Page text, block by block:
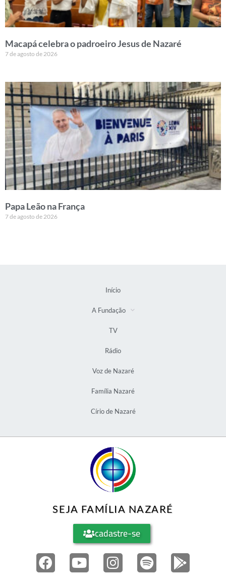
Macapá celebra o padroeiro Jesus de Nazaré
7 de agosto de 2026
Papa Leão na França
7 de agosto de 2026
Início
A Fundação
TV
Rádio
Voz de Nazaré
Família Nazaré
Círio de Nazaré
SEJA FAMÍLIA NAZARÉ
cadastre-se